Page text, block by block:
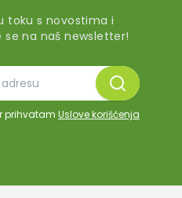
toku s novostima i
na naš newsletter!
prihvatam Uslove korišćenja